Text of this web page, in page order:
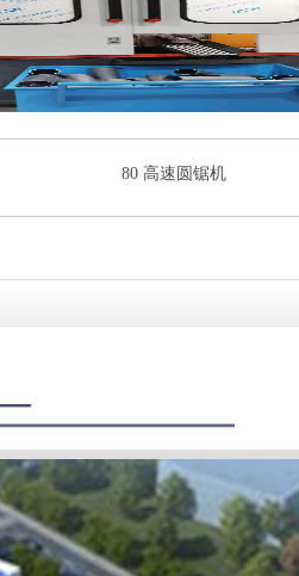
80 高速圆锯机